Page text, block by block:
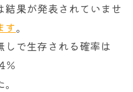
結果が発表されていませ
す。
しで生存される確率は
％